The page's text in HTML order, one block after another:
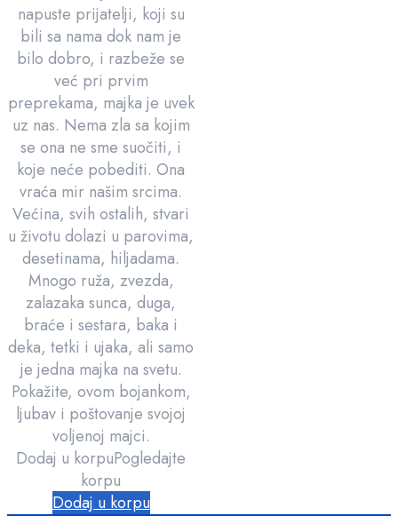
napuste prijatelji, koji su
bili sa nama dok nam je
bilo dobro, i razbeže se
već pri prvim
preprekama, majka je uvek
uz nas. Nema zla sa kojim
se ona ne sme suočiti, i
koje neće pobediti. Ona
vraća mir našim srcima.
Većina, svih ostalih, stvari
u životu dolazi u parovima,
desetinama, hiljadama.
Mnogo ruža, zvezda,
zalazaka sunca, duga,
braće i sestara, baka i
deka, tetki i ujaka, ali samo
je jedna majka na svetu.
Pokažite, ovom bojankom,
ljubav i poštovanje svojoj
voljenoj majci.
Dodaj u korpuPogledajte
korpu
Dodaj u korpu